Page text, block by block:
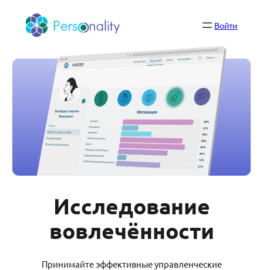
содержимому
Войти
Исследование
вовлечённости
Принимайте эффективные управленческие